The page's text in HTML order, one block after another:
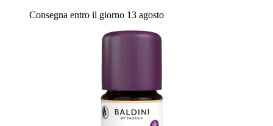
Consegna entro il giorno 13 agosto